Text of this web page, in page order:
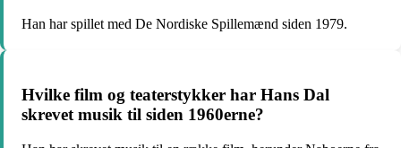
Han har spillet med De Nordiske Spillemænd siden 1979.
Hvilke film og teaterstykker har Hans Dal
skrevet musik til siden 1960erne?